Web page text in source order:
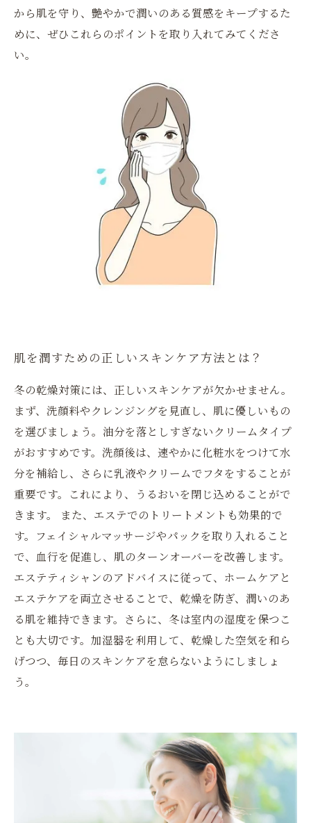
から肌を守り、艶やかで潤いのある質感をキープするた
めに、ぜひこれらのポイントを取り入れてみてくださ
い。
肌を潤すための正しいスキンケア方法とは？
冬の乾燥対策には、正しいスキンケアが欠かせません。
まず、洗顔料やクレンジングを見直し、肌に優しいもの
を選びましょう。油分を落としすぎないクリームタイプ
がおすすめです。洗顔後は、速やかに化粧水をつけて水
分を補給し、さらに乳液やクリームでフタをすることが
重要です。これにより、うるおいを閉じ込めることがで
きます。 また、エステでのトリートメントも効果的で
す。フェイシャルマッサージやパックを取り入れること
で、血行を促進し、肌のターンオーバーを改善します。
エステティシャンのアドバイスに従って、ホームケアと
エステケアを両立させることで、乾燥を防ぎ、潤いのあ
る肌を維持できます。さらに、冬は室内の湿度を保つこ
とも大切です。加湿器を利用して、乾燥した空気を和ら
げつつ、毎日のスキンケアを怠らないようにしましょ
う。